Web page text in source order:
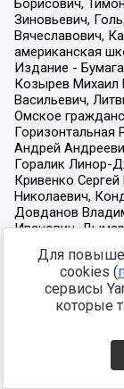
Для
cookies (
сервисы
которые